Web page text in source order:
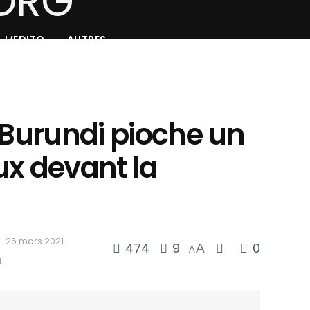
L’EDITO AUTRES
pioche un
devant la
26 mars 2021
474 9 AA 0